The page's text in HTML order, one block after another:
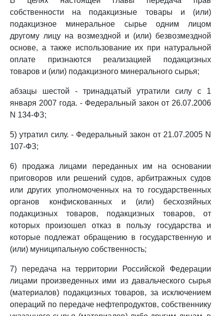
собственности на подакцизные товары и (или)
подакцизное минеральное сырье одним лицом
другому лицу на возмездной и (или) безвозмездной
основе, а также использование их при натуральной
оплате признаются реализацией подакцизных
товаров и (или) подакцизного минерального сырья;
абзацы шестой - тринадцатый утратили силу с 1
января 2007 года. - Федеральный закон от 26.07.2006
N 134-ФЗ;
5) утратил силу. - Федеральный закон от 21.07.2005 N
107-ФЗ;
6) продажа лицами переданных им на основании
приговоров или решений судов, арбитражных судов
или других уполномоченных на то государственных
органов конфискованных и (или) бесхозяйных
подакцизных товаров, подакцизных товаров, от
которых произошел отказ в пользу государства и
которые подлежат обращению в государственную и
(или) муниципальную собственность;
7) передача на территории Российской Федерации
лицами произведенных ими из давальческого сырья
(материалов) подакцизных товаров, за исключением
операций по передаче нефтепродуктов, собственнику